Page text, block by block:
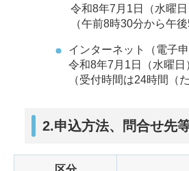
令和8年7月1日（水曜
（午前8時30分から午
インターネット（電子申
令和8年7月1日（水曜
（受付時間は24時間（
2.申込方法、問合せ先